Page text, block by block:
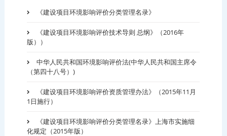
《建设项目环境影响评价分类管理名录》
《建设项目环境影响评价技术导则 总纲》（2016年
版））
中华人民共和国环境影响评价法(中华人民共和国主席令
（第四十八号）)
《建设项目环境影响评价资质管理办法》（2015年11月
1日施行）
《建设项目环境影响评价分类管理名录》上海市实施细
化规定（2015年版）